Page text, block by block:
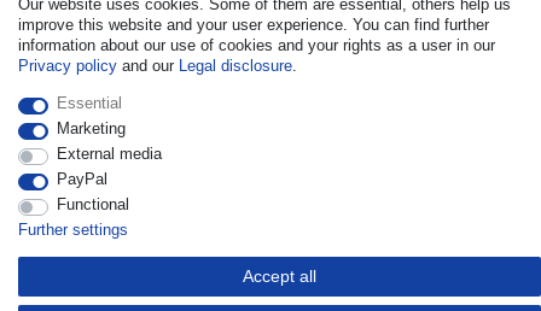
Our website uses cookies. Some of them are essential, others help us
improve this website and your user experience. You can find further
information about our use of cookies and your rights as a user in our
Privacy policy and our Legal disclosure.
Essential
Marketing
External media
PayPal
Functional
Further settings
Accept all
Withdraw from contract here Contact